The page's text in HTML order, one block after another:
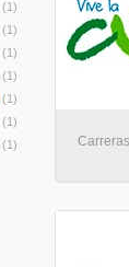
(1)
(1)
(1)
(1)
(1)
(1)
(1)